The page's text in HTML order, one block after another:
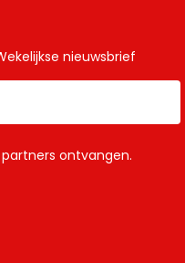
nieuwsbrief
ontvangen.